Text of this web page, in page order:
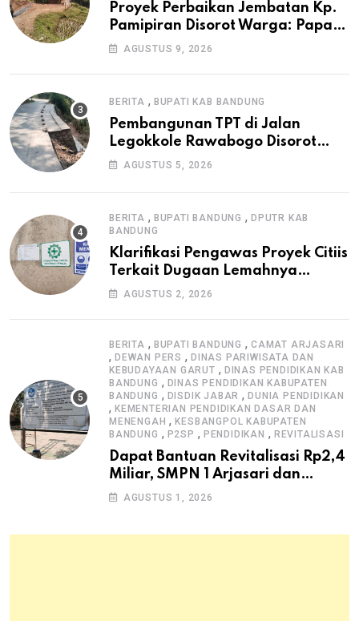
Proyek Perbaikan Jembatan Kp.
Pamipiran Disorot Warga: Papan
Informasi Tak Cantumkan PPK,
AGUSTUS 9, 2026
BERITA , BUPATI KAB BANDUNG
Pembangunan TPT di Jalan
Legokkole Rawabogo Disorot
Warga, Selesai Tanpa Papan
AGUSTUS 5, 2026
BERITA , BUPATI BANDUNG ,DPUTR KAB
BANDUNG
Klarifikasi Pengawas Proyek Citiis
Terkait Dugaan Lemahnya
Pengawasan K3
AGUSTUS 2, 2026
BERITA , BUPATI BANDUNG ,CAMAT ARJASARI
, DEWAN PERS , DINAS PARIWISATA DAN
KEBUDAYAAN GARUT , DINAS PENDIDIKAN KAB
BANDUNG , DINAS PENDIDIKAN KABUPATEN
BANDUNG , DISDIK JABAR ,DUNIA PENDIDIKAN
, KEMENTERIAN PENDIDIKAN DASAR DAN
MENENGAH ,KESBANGPOL KABUPATEN
BANDUNG , P2SP , PENDIDIKAN , REVITALISASI
Dapat Bantuan Revitalisasi Rp2,4
Miliar, SMPN 1 Arjasari dan
Masyarakat Sambut Antusias
AGUSTUS 1, 2026